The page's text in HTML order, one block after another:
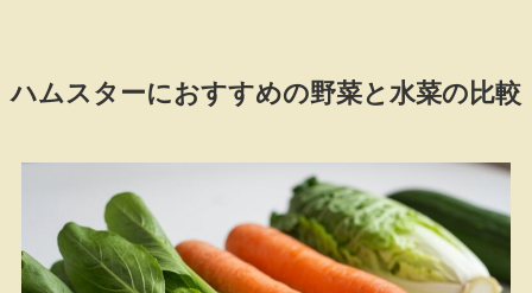
ハムスターにおすすめの野菜と水菜の比較